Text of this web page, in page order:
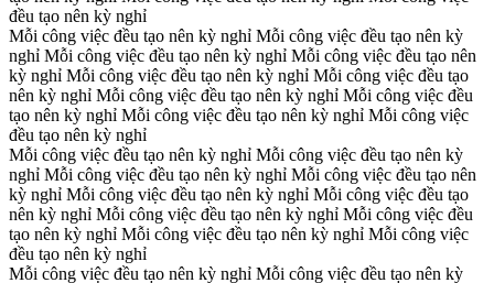
đều tạo nên kỳ nghỉ
Mỗi công việc đều tạo nên kỳ nghỉ Mỗi công việc đều tạo nên kỳ
nghỉ Mỗi công việc đều tạo nên kỳ nghỉ Mỗi công việc đều tạo nên
kỳ nghỉ Mỗi công việc đều tạo nên kỳ nghỉ Mỗi công việc đều tạo
nên kỳ nghỉ Mỗi công việc đều tạo nên kỳ nghỉ Mỗi công việc đều
tạo nên kỳ nghỉ Mỗi công việc đều tạo nên kỳ nghỉ Mỗi công việc
đều tạo nên kỳ nghỉ
Mỗi công việc đều tạo nên kỳ nghỉ Mỗi công việc đều tạo nên kỳ
nghỉ Mỗi công việc đều tạo nên kỳ nghỉ Mỗi công việc đều tạo nên
kỳ nghỉ Mỗi công việc đều tạo nên kỳ nghỉ Mỗi công việc đều tạo
nên kỳ nghỉ Mỗi công việc đều tạo nên kỳ nghỉ Mỗi công việc đều
tạo nên kỳ nghỉ Mỗi công việc đều tạo nên kỳ nghỉ Mỗi công việc
đều tạo nên kỳ nghỉ
Mỗi công việc đều tạo nên kỳ nghỉ Mỗi công việc đều tạo nên kỳ